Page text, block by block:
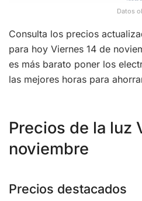
Datos
Consulta los precios
para hoy Viernes 14 de
es más barato poner los
las mejores horas para
Precios de la luz
noviembre
Precios destacados